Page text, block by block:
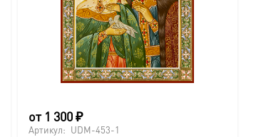
от 1 300₽
Артикул: UDM-453-1